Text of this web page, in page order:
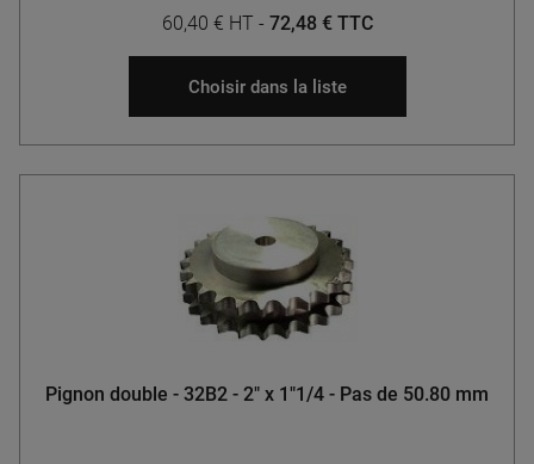
60,40 € HT - 72,48 € TTC
Choisir dans la liste
Pignon double - 32B2 - 2" x 1"1/4 - Pas de 50.80 mm